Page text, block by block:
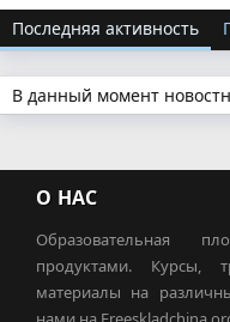
Последняя активность
В данный момент
О НАС
Образовательная
продуктами. Курсы,
материалы на